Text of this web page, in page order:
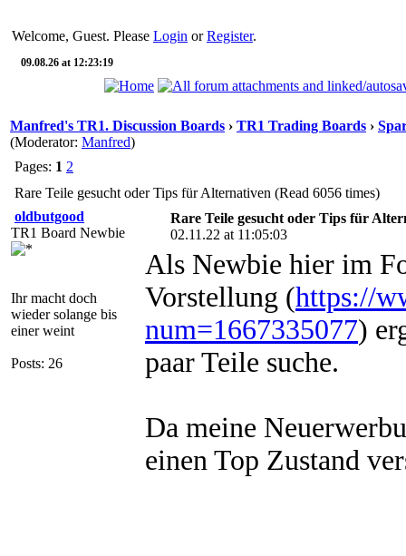
Welcome, Guest. Please Login orRegister.
09.08.26 at 12:23:19
Manfred's TR1. Discussion Boards › TR1 Trading Boards ›
(Moderator: Manfred)
Pages: 1 2
Rare Teile gesucht oder Tips für Alternativen (Read 6056 times)
oldbutgood
TR1 Board Newbie
Ihr macht doch
wieder solange bis
einer weint
Posts: 26
Rare Teile gesucht oder Tips für
02.11.22 at 11:05:03
Als Newbie hier im
Vorstellung (https://
num=1667335077)
paar Teile suche.
Da meine
einen Top Zustand